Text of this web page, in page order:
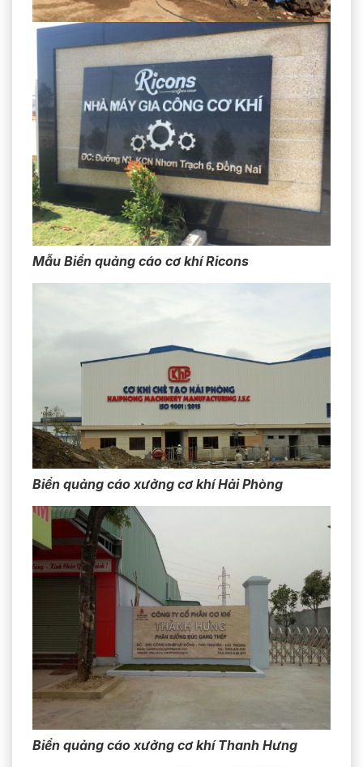
Mẫu Biển quảng cáo cơ khí Ricons
Biển quảng cáo xưởng cơ khí Hải Phòng
Biển quảng cáo xưởng cơ khí Thanh Hưng